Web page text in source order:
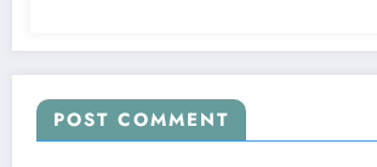
POST COMMENT